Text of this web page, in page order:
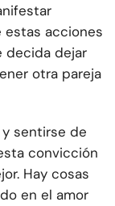
estas acciones
decida dejar
otra pareja
sentirse de
convicción
Hay cosas
en el amor